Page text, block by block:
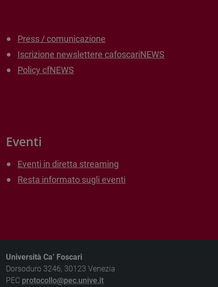
Press / comunicazione
Iscrizione newslettere cafoscariNEWS
Policy cfNEWS
Eventi
Eventi in diretta streaming
Resta informato sugli eventi
Università Ca’ Foscari
Dorsoduro 3246, 30123 Venezia
PEC protocollo@pec.unive.it